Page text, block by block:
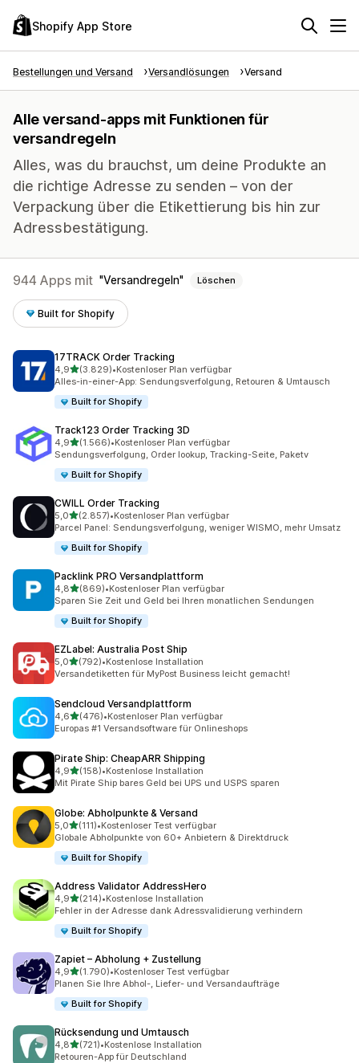
Shopify App Store
Bestellungen und Versand Versandlösungen Versand
Alle versand-apps mit Funktionen für
versandregeln
Alles, was du brauchst, um deine Produkte an
die richtige Adresse zu senden – von der
Verpackung über die Etikettierung bis hin zur
Adressbestätigung.
944 Apps mit Versandregeln Löschen
Built for Shopify
17TRACK Order Tracking
4,9von 5 Sternen
(3.829)
3829 Rezensionen insgesamt
•Kostenloser Plan verfügbar
Alles-in-einer-App: Sendungsverfolgung, Retouren & Umtausch
Built for Shopify
Track123 Order Tracking 3D
4,9von 5 Sternen
(1.566)
1566 Rezensionen insgesamt
•Kostenloser Plan verfügbar
Sendungsverfolgung, Order lookup, Tracking-Seite, Paketv
Built for Shopify
CWILL Order Tracking
5,0von 5 Sternen
(2.857)
2857 Rezensionen insgesamt
•Kostenloser Plan verfügbar
Parcel Panel: Sendungsverfolgung, weniger WISMO, mehr Umsatz
Built for Shopify
Packlink PRO Versandplattform
4,8von 5 Sternen
(869)
869 Rezensionen insgesamt
•Kostenloser Plan verfügbar
Sparen Sie Zeit und Geld bei Ihren monatlichen Sendungen
Built for Shopify
EZLabel: Australia Post Ship
5,0von 5 Sternen
(792)
792 Rezensionen insgesamt
•Kostenlose Installation
Versandetiketten für MyPost Business leicht gemacht!
Sendcloud Versandplattform
4,6von 5 Sternen
(476)
476 Rezensionen insgesamt
•Kostenloser Plan verfügbar
Europas #1 Versandsoftware für Onlineshops
Pirate Ship: CheapARR Shipping
4,9von 5 Sternen
(158)
158 Rezensionen insgesamt
•Kostenlose Installation
Mit Pirate Ship bares Geld bei UPS und USPS sparen
Globe: Abholpunkte & Versand
5,0von 5 Sternen
(111)
111 Rezensionen insgesamt
•Kostenloser Test verfügbar
Globale Abholpunkte von 60+ Anbietern & Direktdruck
Built for Shopify
Address Validator AddressHero
4,9von 5 Sternen
(214)
214 Rezensionen insgesamt
•Kostenlose Installation
Fehler in der Adresse dank Adressvalidierung verhindern
Built for Shopify
Zapiet – Abholung + Zustellung
4,9von 5 Sternen
(1.790)
1790 Rezensionen insgesamt
•Kostenloser Test verfügbar
Planen Sie Ihre Abhol-, Liefer- und Versandaufträge
Built for Shopify
Rücksendung und Umtausch
4,8von 5 Sternen
(721)
721 Rezensionen insgesamt
•Kostenlose Installation
Retouren-App für Deutschland